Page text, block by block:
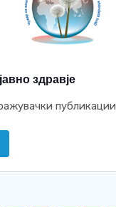
здравје
публикации